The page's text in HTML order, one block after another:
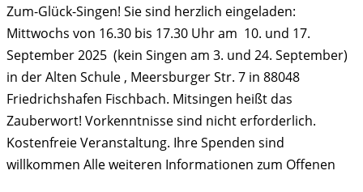
Zum-Glück-Singen! Sie sind herzlich eingeladen:
Mittwochs von 16.30 bis 17.30 Uhr am 10. und 17.
September 2025 (kein Singen am 3. und 24. September)
in der Alten Schule , Meersburger Str. 7 in 88048
Friedrichshafen Fischbach. Mitsingen heißt das
Zauberwort! Vorkenntnisse sind nicht erforderlich.
Kostenfreie Veranstaltung. Ihre Spenden sind
willkommen Alle weiteren Informationen zum Offenen